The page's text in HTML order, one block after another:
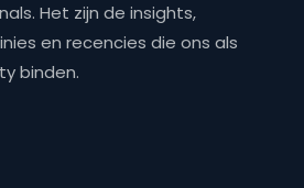
Het zijn de insights,
en recencies die ons als
binden.